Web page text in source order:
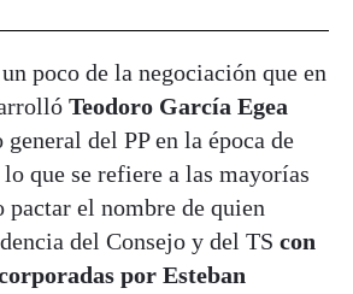
poco de la negociación que en
Teodoro García Egea
del PP en la época de
lo que se refiere a las mayorías
pactar el nombre de quien
del Consejo y del TS con
por Esteban